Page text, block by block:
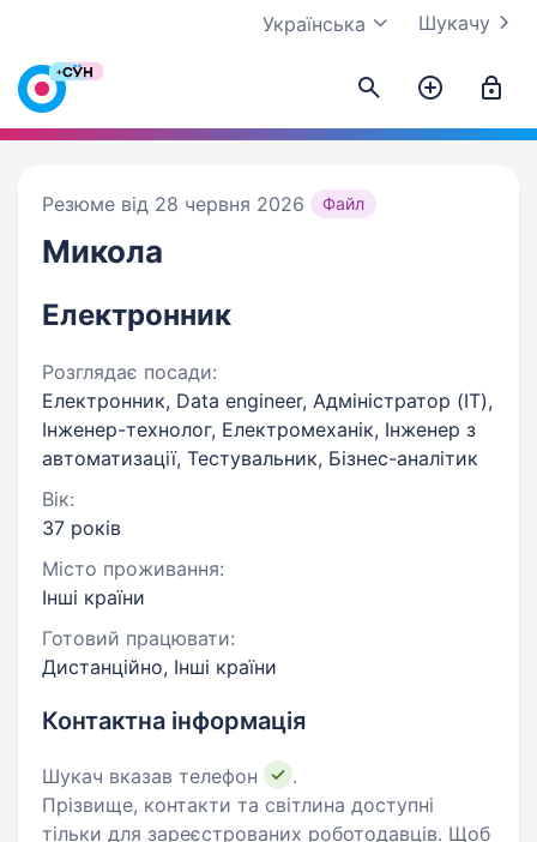
Шукачу
Українська
Резюме від 28 червня 2026 Файл
Микола
Електронник
Розглядає посади:
Електронник, Data engineer, Адміністратор (IT),
Інженер-технолог, Електромеханік, Інженер з
автоматизації, Тестувальник, Бізнес-аналітик
Вік:
37 років
Місто проживання:
Інші країни
Готовий працювати:
Дистанційно, Інші країни
Контактна інформація
Шукач вказав телефон
.
Прізвище, контакти та світлина доступні
тільки для зареєстрованих роботодавців. Щоб